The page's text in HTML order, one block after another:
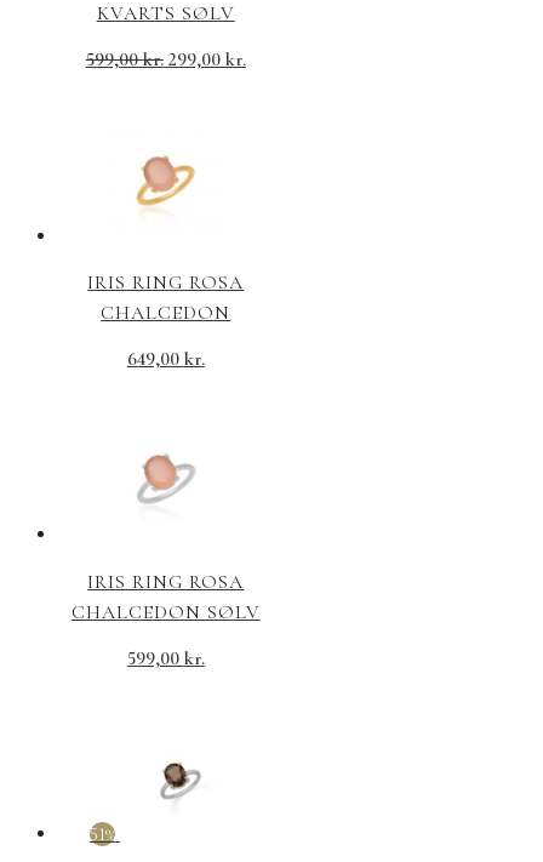
KVARTS SØLV
599,00kr. 299,00 kr.
IRIS RING ROSA
CHALCEDON
649,00 kr.
IRIS RING ROSA
CHALCEDON SØLV
599,00 kr.
51%